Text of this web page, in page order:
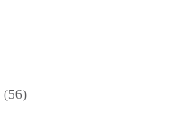
(56)